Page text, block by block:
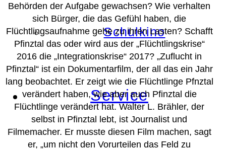
Schulkino
Service
Behörden der Aufgabe gewachsen? Wie verhalten
sich Bürger, die das Gefühl haben, die
Flüchtlingsaufnahme gehe zu ihren Lasten? Schafft
Pfinztal das oder wird aus der „Flüchtlingskrise“
2016 die „Integrationskrise“ 2017? „Zuflucht in
Pfinztal“ ist ein Dokumentarfilm, der all das ein Jahr
lang beobachtet. Er zeigt wie die Flüchtlinge Pfnztal
verändert haben, wie aber auch Pfinztal die
Flüchtlinge verändert hat. Walter L. Brähler, der
selbst in Pfinztal lebt, ist Journalist und
Filmemacher. Er musste diesen Film machen, sagt
er, „um nicht den Vorurteilen das Feld zu